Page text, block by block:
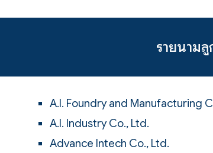
รายนาม
A.I. Foundry and Manufacturing
A.I. Industry Co., Ltd.
Advance Intech Co., Ltd.